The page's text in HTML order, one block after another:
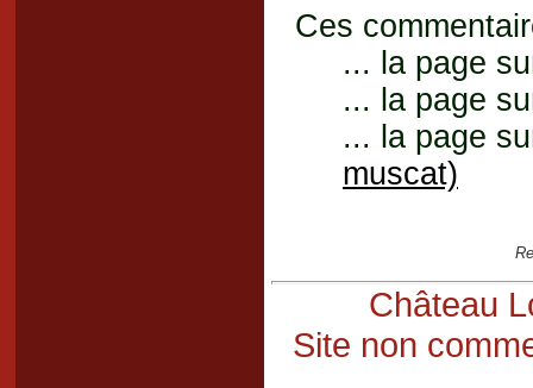
Ces
... la page
... la page
... la page
muscat)
Château
Site non